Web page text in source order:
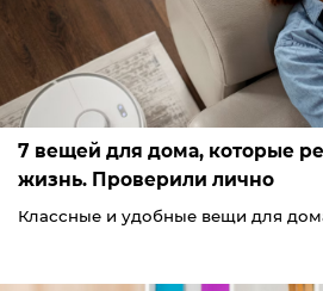
7 вещей для дома, которые
жизнь. Проверили лично
Классные и удобные вещи для